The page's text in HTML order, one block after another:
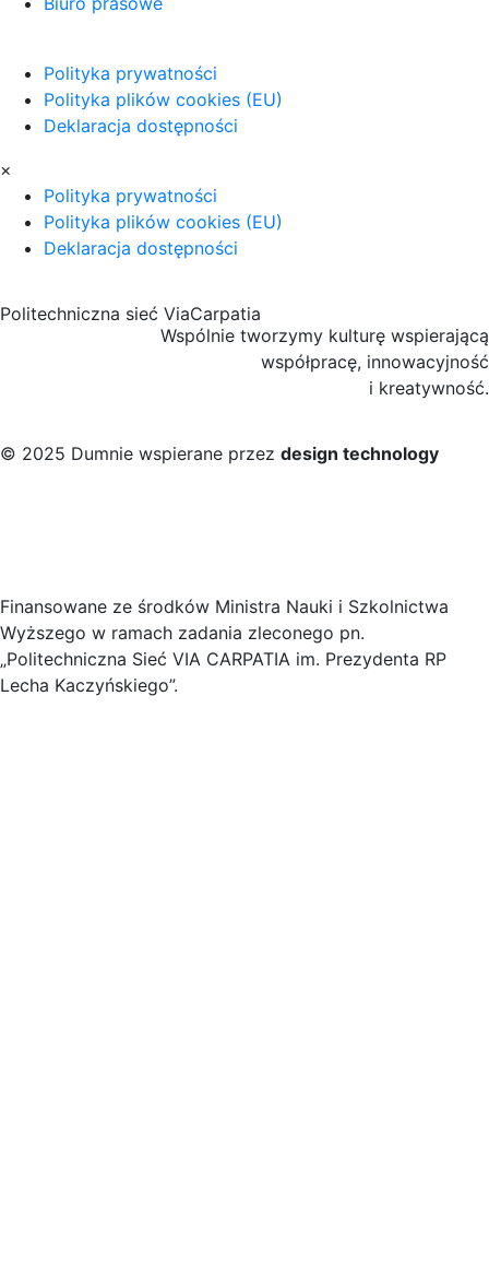
Polityka prywatności
Polityka plików cookies (EU)
Deklaracja dostępności
×
Polityka prywatności
Polityka plików cookies (EU)
Deklaracja dostępności
Politechniczna sieć ViaCarpatia
Wspólnie tworzymy kulturę wspierającą
współpracę, innowacyjność
i kreatywność.
© 2025 Dumnie wspierane przez design technology
Finansowane ze środków Ministra Nauki i Szkolnictwa
Wyższego w ramach zadania zleconego pn.
„Politechniczna Sieć VIA CARPATIA im. Prezydenta RP
Lecha Kaczyńskiego”.